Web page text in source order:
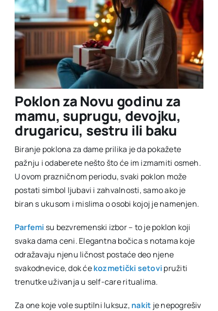
Poklon za Novu godinu za
mamu, suprugu, devojku,
drugaricu, sestru ili baku
Biranje poklona za dame prilika je da pokažete
pažnju i odaberete nešto što će im izmamiti osmeh.
U ovom prazničnom periodu, svaki poklon može
postati simbol ljubavi i zahvalnosti, samo ako je
biran s ukusom i mislima o osobi kojoj je namenjen.
Parfemi su bezvremenski izbor – to je poklon koji
svaka dama ceni. Elegantna bočica s notama koje
odražavaju njenu ličnost postaće deo njene
svakodnevice, dok ćekozmetički setovipružiti
trenutke uživanja u self-care ritualima.
Za one koje vole suptilni luksuz, nakit je nepogrešiv